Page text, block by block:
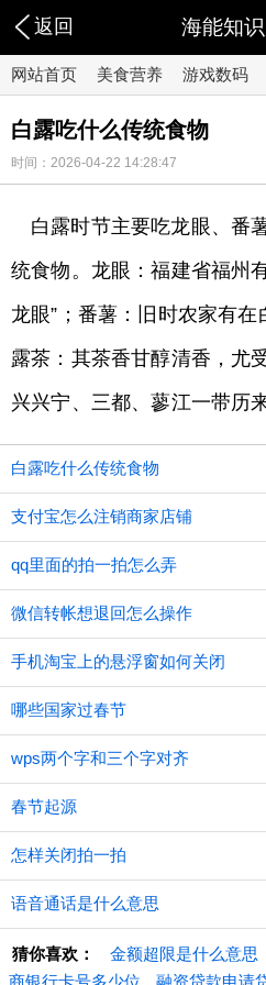
返回 海能知
网站首页 美食营养 游戏数码
白露吃什么传统食物
时间：2026-04-22 14:28:47
白露时节主要吃龙眼、番
统食物。龙眼：福建省福州
龙眼”；番薯：旧时农家有
露茶：其茶香甘醇清香，尤
兴兴宁、三都、蓼江一带历
白露吃什么传统食物
支付宝怎么注销商家店铺
qq里面的拍一拍怎么弄
微信转帐想退回怎么操作
手机淘宝上的悬浮窗如何关闭
哪些国家过春节
wps两个字和三个字对齐
春节起源
怎样关闭拍一拍
语音通话是什么意思
猜你喜欢： 金额超限是什么意思
商银行卡号多少位
融资贷款申请